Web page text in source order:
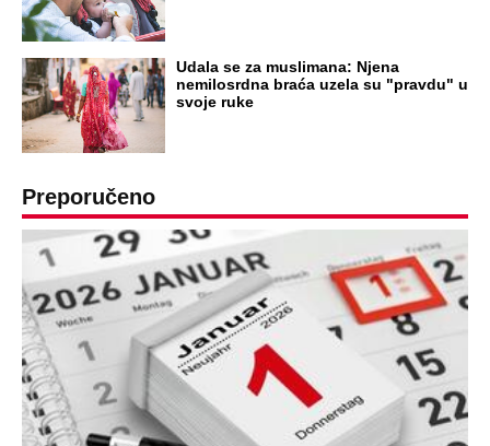
Udala se za muslimana: Njena
nemilosrdna braća uzela su "pravdu" u
svoje ruke
Preporučeno